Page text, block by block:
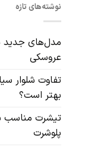
نوشته‌های تازه
عروسکی
تفاوت شلوار
بهتر است؟
تیشرت مناسب
پلوشرت